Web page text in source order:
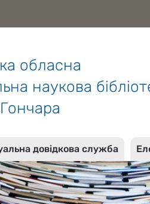
обласна
наукова
довідкова служба